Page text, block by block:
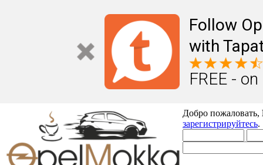
Follow
with
FREE -
Добро пожаловать,
зарегистрируйтесь.